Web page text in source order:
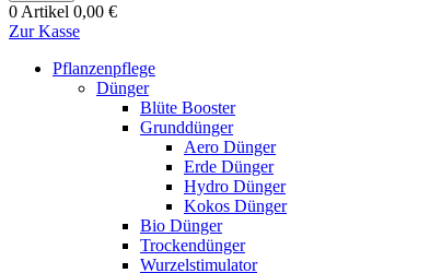
0 Artikel 0,00 €
Zur Kasse
Pflanzenpflege
Dünger
Blüte Booster
Grunddünger
Aero Dünger
Erde Dünger
Hydro Dünger
Kokos Dünger
Bio Dünger
Trockendünger
Wurzelstimulator